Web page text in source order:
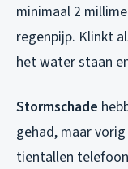
minimaal 2
regenpijp. Klinkt
het water staan
Stormschade
gehad, maar
tientallen